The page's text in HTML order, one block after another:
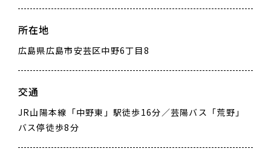
所在地
広島県広島市安芸区中野6丁目8
交通
JR山陽本線「中野東」駅徒歩16分／芸陽バス「荒野」
バス停徒歩8分